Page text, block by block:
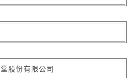
股份有限公司